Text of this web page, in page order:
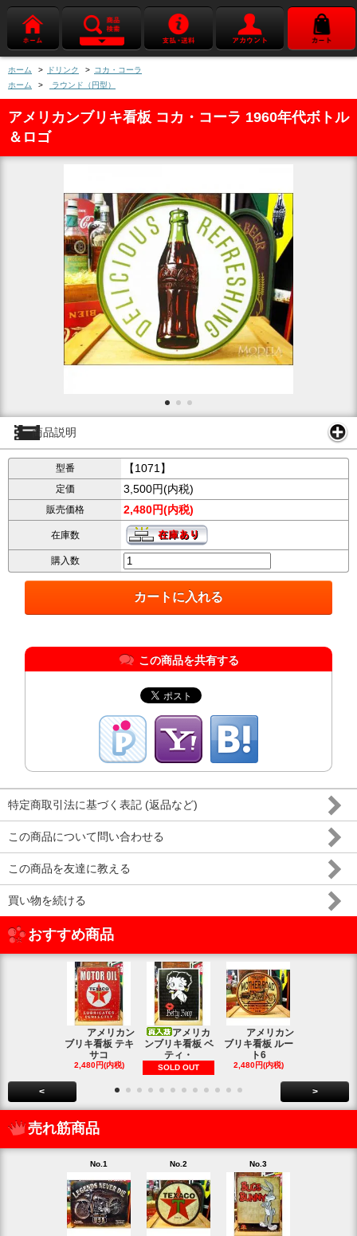
ホーム > ドリンク > コカ・コーラ
ホーム
> ラウンド（円型）
アメリカンブリキ看板 コカ・コーラ 1960年代ボトル
＆ロゴ
商品説明
型番 【1071】
定価 3,500円(内税)
販売価格 2,480円(内税)
在庫数
購入数
この商品を共有する
特定商取引法に基づく表記 (返品など)
この商品について問い合わせる
この商品を友達に教える
買い物を続ける
おすすめ商品
アメリカン
ブリキ看板 テキ
サコ
2,480円(内税)
アメリカ
ンブリキ看板 ベ
ティ・
SOLD OUT
アメリカン
ブリキ看板 ルー
ト6
2,480円(内税)
< >
売れ筋商品
No.1 No.2 No.3